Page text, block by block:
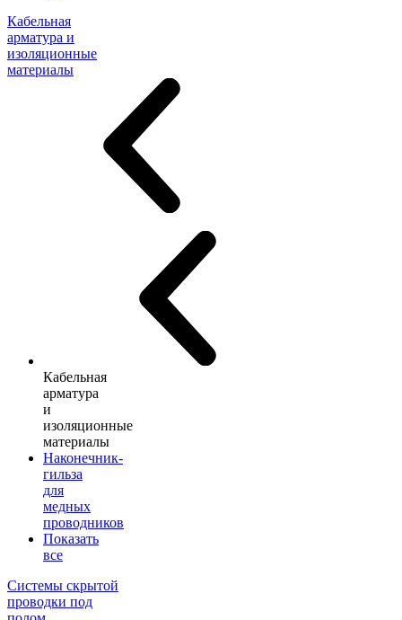
Кабельная
арматура и
изоляционные
материалы
Кабельная
арматура
и
изоляционные
материалы
Наконечник-
гильза
для
медных
проводников
Показать
все
Системы скрытой
проводки под